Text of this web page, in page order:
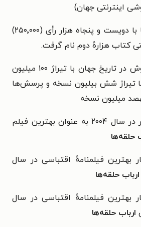
اینترنتی جهان)
• کتاب ارباب حلقه‌ها با دویست و پنجاه هزار رأی (۲۵۰٬۰۰۰)
کتاب هزارهٔ دوم نام گرفت.
• سومین کتاب پرفروش در تاریخ جهان با تیراژ ۱۰۰ میلیون
تیراژ شش بیلیون نسخه و پرسش‌ها
میلیون نسخه
• دریافت جایزهٔ اسکار در سال ۲۰۰۴ به عنوان بهترین فیلم
حلقه‌ها
بهترین فیلمنامهٔ اقتباسی در سال
ارباب حلقه‌ها
بهترین فیلمنامهٔ اقتباسی در سال
ارباب حلقه‌ها